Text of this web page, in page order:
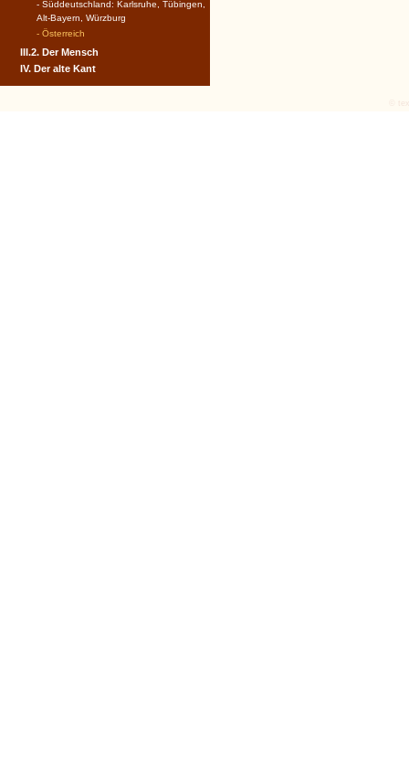
- Süddeutschland: Karlsruhe, Tübingen,
Alt-Bayern, Würzburg
- Österreich
III.2. Der Mensch
IV. Der alte Kant